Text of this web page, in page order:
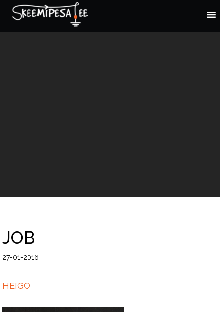
JOB
27-01-2016
HEIGO